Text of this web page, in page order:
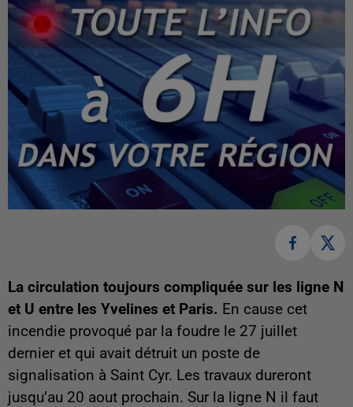
La circulation toujours compliquée sur les ligne N
et U entre les Yvelines et Paris. En cause cet
incendie provoqué par la foudre le 27 juillet
dernier et qui avait détruit un poste de
signalisation à Saint Cyr. Les travaux dureront
jusqu’au 20 aout prochain. Sur la ligne N il faut